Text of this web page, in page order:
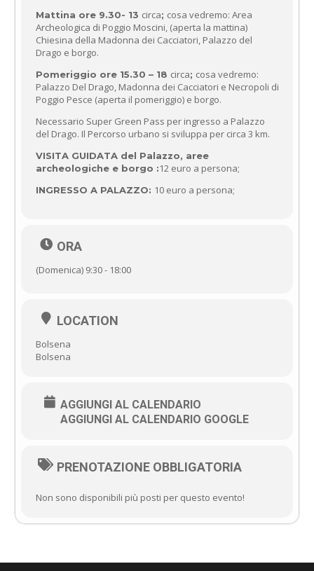
Mattina ore 9.30- 13 circa; cosa vedremo: Area
Archeologica di Poggio Moscini, (aperta la mattina)
Chiesina della Madonna dei Cacciatori, Palazzo del
Drago e borgo.
Pomeriggio ore 15.30 – 18 circa; cosa vedremo:
Palazzo Del Drago, Madonna dei Cacciatori e Necropoli di
Poggio Pesce (aperta il pomeriggio) e borgo.
Necessario Super Green Pass per ingresso a Palazzo
del Drago. Il Percorso urbano si sviluppa per circa 3 km.
VISITA GUIDATA del Palazzo, aree
archeologiche e borgo :12 euro a persona;
INGRESSO A PALAZZO: 10 euro a persona;
ORA
(Domenica) 9:30 - 18:00
LOCATION
Bolsena
Bolsena
AGGIUNGI AL CALENDARIO
AGGIUNGI AL CALENDARIO GOOGLE
PRENOTAZIONE OBBLIGATORIA
Non sono disponibili più posti per questo evento!